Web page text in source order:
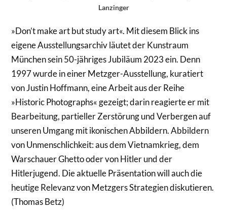
Lanzinger
»Don’t make art but study art«. Mit diesem Blick ins
eigene Ausstellungsarchiv läutet der Kunstraum
München sein 50-jähriges Jubiläum 2023 ein. Denn
1997 wurde in einer Metzger-Ausstellung, kuratiert
von Justin Hoffmann, eine Arbeit aus der Reihe
»Historic Photographs« gezeigt; darin reagierte er mit
Bearbeitung, partieller Zerstörung und Verbergen auf
unseren Umgang mit ikonischen Abbildern. Abbildern
von Unmenschlichkeit: aus dem Vietnamkrieg, dem
Warschauer Ghetto oder von Hitler und der
Hitlerjugend. Die aktuelle Präsentation will auch die
heutige Relevanz von Metzgers Strategien diskutieren.
(Thomas Betz)